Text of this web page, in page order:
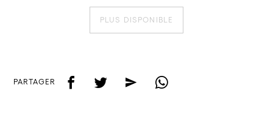
PLUS DISPONIBLE
PARTAGER f t e w